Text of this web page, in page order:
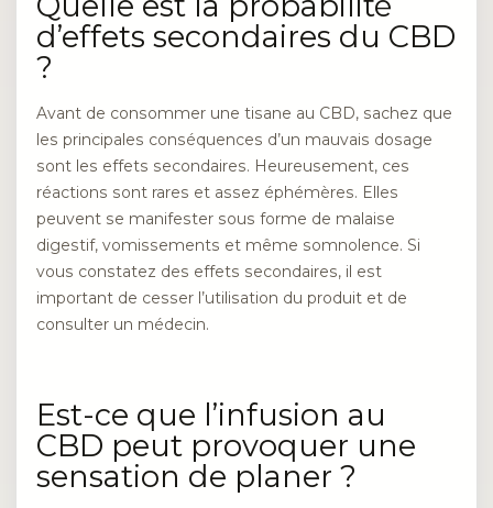
d’effets secondaires du CBD
?
Avant de consommer une tisane au CBD, sachez que
les principales conséquences d’un mauvais dosage
sont les effets secondaires. Heureusement, ces
réactions sont rares et assez éphémères. Elles
peuvent se manifester sous forme de malaise
digestif, vomissements et même somnolence. Si
vous constatez des effets secondaires, il est
important de cesser l’utilisation du produit et de
consulter un médecin.
Est-ce que l’infusion au
CBD peut provoquer une
sensation de planer ?